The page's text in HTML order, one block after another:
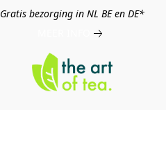
Gratis bezorging in NL BE en DE*